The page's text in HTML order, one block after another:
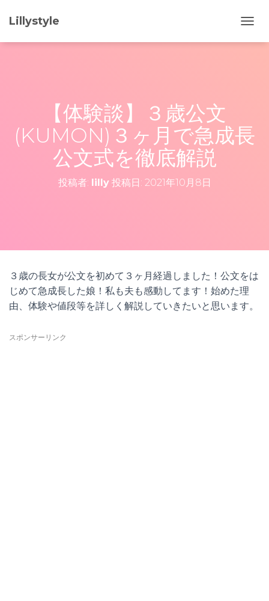
Lillystyle
ビ
り
替
【体験談】３歳公文
(KUMON)３ヶ月で急成長
公文式を徹底解説
投稿者: lilly投稿日: 2021年10月8日
３歳の長女が公文を初めて３ヶ月経過しました！公文をは
じめて急成長した娘！私も夫も感動してます！始めた理
由、体験や値段等を詳しく解説していきたいと思います。
スポンサーリンク